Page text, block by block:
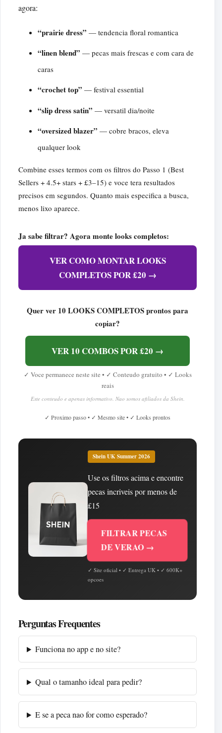
agora:
“prairie dress” — tendencia floral romantica
“linen blend” — pecas mais frescas e com cara de
caras
“crochet top” — festival essential
“slip dress satin” — versatil dia/noite
“oversized blazer” — cobre bracos, eleva
qualquer look
Combine esses termos com os filtros do Passo 1 (Best
Sellers + 4.5+ stars + £3–15) e voce tera resultados
precisos em segundos. Quanto mais especifica a busca,
menos lixo aparece.
Ja sabe filtrar? Agora monte looks completos:
VER COMO MONTAR LOOKS
COMPLETOS POR £20 →
Quer ver 10 LOOKS COMPLETOS prontos para
copiar?
VER 10 COMBOS POR £20 →
✓ Voce permanece neste site • ✓ Conteudo gratuito • ✓ Looks
reais
Este conteudo e apenas informativo. Nao somos afiliados da Shein.
✓ Proximo passo • ✓ Mesmo site • ✓ Looks prontos
Shein UK Summer 2026
Use os filtros acima e encontre
pecas incriveis por menos de
£15
FILTRAR PECAS
DE VERAO →
✓ Site oficial • ✓ Entrega UK • ✓ 600K+
opcoes
Perguntas Frequentes
Funciona no app e no site?
Qual o tamanho ideal para pedir?
E se a peca nao for como esperado?